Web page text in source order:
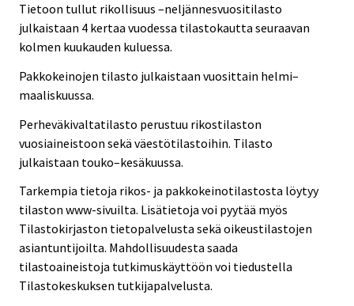
Tietoon tullut rikollisuus –neljännesvuositilasto
julkaistaan 4 kertaa vuodessa tilastokautta seuraavan
kolmen kuukauden kuluessa.
Pakkokeinojen tilasto julkaistaan vuosittain helmi–
maaliskuussa.
Perheväkivaltatilasto perustuu rikostilaston
vuosiaineistoon sekä väestötilastoihin. Tilasto
julkaistaan touko–kesäkuussa.
Tarkempia tietoja rikos- ja pakkokeinotilastosta löytyy
tilaston www-sivuilta. Lisätietoja voi pyytää myös
Tilastokirjaston tietopalvelusta sekä oikeustilastojen
asiantuntijoilta. Mahdollisuudesta saada
tilastoaineistoja tutkimuskäyttöön voi tiedustella
Tilastokeskuksen tutkijapalvelusta.